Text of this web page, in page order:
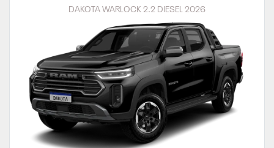
DAKOTA WARLOCK 2.2 DIESEL 2026